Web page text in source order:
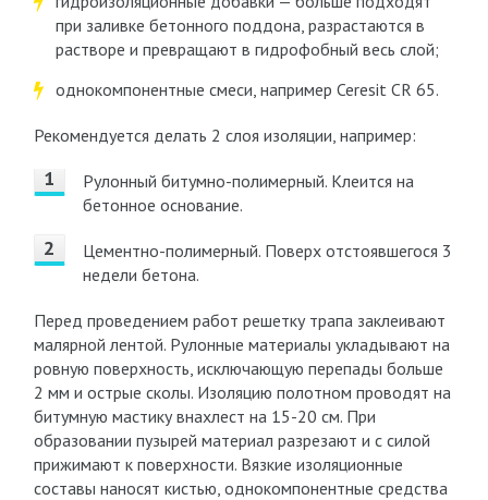
при заливке бетонного поддона, разрастаются в
растворе и превращают в гидрофобный весь слой;
однокомпонентные смеси, например Ceresit CR 65.
Рекомендуется делать 2 слоя изоляции, например:
Рулонный битумно-полимерный. Клеится на
бетонное основание.
Цементно-полимерный. Поверх отстоявшегося 3
недели бетона.
Перед проведением работ решетку трапа заклеивают
малярной лентой. Рулонные материалы укладывают на
ровную поверхность, исключающую перепады больше
2 мм и острые сколы. Изоляцию полотном проводят на
битумную мастику внахлест на 15-20 см. При
образовании пузырей материал разрезают и с силой
прижимают к поверхности. Вязкие изоляционные
составы наносят кистью, однокомпонентные средства